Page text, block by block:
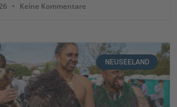
Keine Kommentare
NEUSEELAND